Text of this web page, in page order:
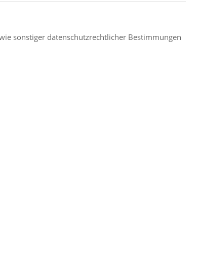
sonstiger datenschutzrechtlicher Bestimmungen